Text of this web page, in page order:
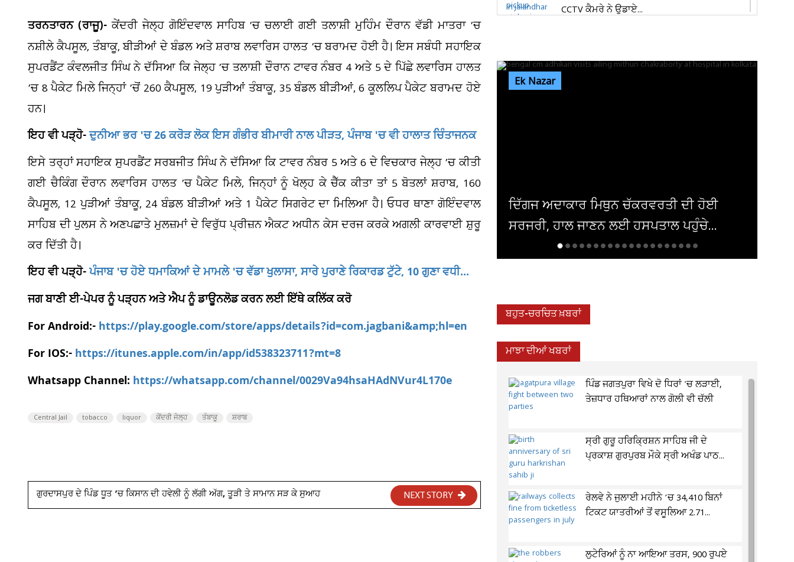
ਤਰਨਤਾਰਨ (ਰਾਜੂ)-ਕੇਂਦਰੀ ਜੇਲ੍ਹ ਗੋਇੰਦਵਾਲ ਸਾਹਿਬ ’ਚ ਚਲਾਈ ਗਈ ਤਲਾਸ਼ੀ ਮੁਹਿੰਮ ਦੌਰਾਨ ਵੱਡੀ ਮਾਤਰਾ ’ਚ
ਨਸ਼ੀਲੇ ਕੈਪਸੂਲ, ਤੰਬਾਕੂ, ਬੀੜੀਆਂ ਦੇ ਬੰਡਲ ਅਤੇ ਸ਼ਰਾਬ ਲਵਾਰਿਸ ਹਾਲਤ ’ਚ ਬਰਾਮਦ ਹੋਈ ਹੈ। ਇਸ ਸਬੰਧੀ ਸਹਾਇਕ
ਸੁਪਰਡੈਂਟ ਕੰਵਲਜੀਤ ਸਿੰਘ ਨੇ ਦੱਸਿਆ ਕਿ ਜੇਲ੍ਹ ’ਚ ਤਲਾਸ਼ੀ ਦੌਰਾਨ ਟਾਵਰ ਨੰਬਰ 4 ਅਤੇ 5 ਦੇ ਪਿੱਛੇ ਲਵਾਰਿਸ ਹਾਲਤ
’ਚ 8 ਪੈਕੇਟ ਮਿਲੇ ਜਿਨ੍ਹਾਂ ’ਚੋਂ 260 ਕੈਪਸੂਲ, 19 ਪੁੜੀਆਂ ਤੰਬਾਕੂ, 35 ਬੰਡਲ ਬੀੜੀਆਂ, 6 ਕੂਲਲਿਪ ਪੈਕੇਟ ਬਰਾਮਦ ਹੋਏ
ਹਨ।
ਇਹ ਵੀ ਪੜ੍ਹੋ-ਦੁਨੀਆ ਭਰ 'ਚ 26 ਕਰੋੜ ਲੋਕ ਇਸ ਗੰਭੀਰ ਬੀਮਾਰੀ ਨਾਲ ਪੀੜਤ, ਪੰਜਾਬ 'ਚ ਵੀ ਹਾਲਾਤ ਚਿੰਤਾਜਨਕ
ਇਸੇ ਤਰ੍ਹਾਂ ਸਹਾਇਕ ਸੁਪਰਡੈਂਟ ਸਰਬਜੀਤ ਸਿੰਘ ਨੇ ਦੱਸਿਆ ਕਿ ਟਾਵਰ ਨੰਬਰ 5 ਅਤੇ 6 ਦੇ ਵਿਚਕਾਰ ਜੇਲ੍ਹ ’ਚ ਕੀਤੀ
ਗਈ ਚੈਕਿੰਗ ਦੌਰਾਨ ਲਵਾਰਿਸ ਹਾਲਤ ’ਚ ਪੈਕੇਟ ਮਿਲੇ, ਜਿਨ੍ਹਾਂ ਨੂੰ ਖੋਲ੍ਹ ਕੇ ਚੈੱਕ ਕੀਤਾ ਤਾਂ 5 ਬੋਤਲਾਂ ਸ਼ਰਾਬ, 160
ਕੈਪਸੂਲ, 12 ਪੁੜੀਆਂ ਤੰਬਾਕੂ, 24 ਬੰਡਲ ਬੀੜੀਆਂ ਅਤੇ 1 ਪੈਕੇਟ ਸਿਗਰੇਟ ਦਾ ਮਿਲਿਆ ਹੈ। ਓਧਰ ਥਾਣਾ ਗੋਇੰਦਵਾਲ
ਸਾਹਿਬ ਦੀ ਪੁਲਸ ਨੇ ਅਣਪਛਾਤੇ ਮੁਲਜ਼ਮਾਂ ਦੇ ਵਿਰੁੱਧ ਪ੍ਰੀਜ਼ਨ ਐਕਟ ਅਧੀਨ ਕੇਸ ਦਰਜ ਕਰਕੇ ਅਗਲੀ ਕਾਰਵਾਈ ਸ਼ੁਰੂ
ਕਰ ਦਿੱਤੀ ਹੈ।
ਇਹ ਵੀ ਪੜ੍ਹੋ-ਪੰਜਾਬ 'ਚ ਹੋਏ ਧਮਾਕਿਆਂ ਦੇ ਮਾਮਲੇ 'ਚ ਵੱਡਾ ਖੁਲਾਸਾ, ਸਾਰੇ ਪੁਰਾਣੇ ਰਿਕਾਰਡ ਟੁੱਟੇ, 10 ਗੁਣਾ ਵਧੀ...
ਜਗ ਬਾਣੀ ਈ-ਪੇਪਰ ਨੂੰ ਪੜ੍ਹਨ ਅਤੇ ਐਪ ਨੂੰ ਡਾਊਨਲੋਡ ਕਰਨ ਲਈ ਇੱਥੇ ਕਲਿੱਕ ਕਰੋ
For Android:-https://play.google.com/store/apps/details?id=com.jagbani&amp;hl=en
For IOS:-https://itunes.apple.com/in/app/id538323711?mt=8
Whatsapp Channel: https://whatsapp.com/channel/0029Va94hsaHAdNVur4L170e
Central Jail tobacco liquor ਕੇਂਦਰੀ ਜੇਲ੍ਹ ਤੰਬਾਕੂ ਸ਼ਰਾਬ
ਗੁਰਦਾਸਪੁਰ ਦੇ ਪਿੰਡ ਧੂਤ ’ਚ ਕਿਸਾਨ ਦੀ ਹਵੇਲੀ ਨੂੰ ਲੱਗੀ ਅੱਗ, ਤੂੜੀ ਤੇ ਸਾਮਾਨ ਸੜ ਕੇ ਸੁਆਹ NEXT STORY
CCTV ਕੈਮਰੇ ਨੇ ਉਡਾਏ...
Ek Nazar
ਦਿੱਗਜ ਅਦਾਕਾਰ ਮਿਥੁਨ ਚੱਕਰਵਰਤੀ ਦੀ ਹੋਈ
ਸਰਜਰੀ, ਹਾਲ ਜਾਣਨ ਲਈ ਹਸਪਤਾਲ ਪਹੁੰਚੇ...
ਦਮਿਸ਼ਕ 'ਚ ਬੰਬ ਧਮਾਕਾ, 14 ਲੋਕ
ਬਹੁਤ-ਚਰਚਿਤ ਖ਼ਬਰਾਂ
ਮਾਝਾ ਦੀਆਂ ਖਬਰਾਂ
ਪਿੰਡ ਜਗਤਪੁਰਾ ਵਿਖੇ ਦੋ ਧਿਰਾਂ 'ਚ ਲੜਾਈ,
ਤੇਜ਼ਧਾਰ ਹਥਿਆਰਾਂ ਨਾਲ ਗੋਲੀ ਵੀ ਚੱਲੀ
ਸ੍ਰੀ ਗੁਰੂ ਹਰਿਕ੍ਰਿਸ਼ਨ ਸਾਹਿਬ ਜੀ ਦੇ
ਪ੍ਰਕਾਸ਼ ਗੁਰਪੁਰਬ ਮੌਕੇ ਸ੍ਰੀ ਅਖੰਡ ਪਾਠ...
ਰੇਲਵੇ ਨੇ ਜੁਲਾਈ ਮਹੀਨੇ ’ਚ 34,410 ਬਿਨਾਂ
ਟਿਕਟ ਯਾਤਰੀਆਂ ਤੋਂ ਵਸੂਲਿਆ 2.71...
ਲੁਟੇਰਿਆਂ ਨੂੰ ਨਾ ਆਇਆ ਤਰਸ, 900 ਰੁਪਏ